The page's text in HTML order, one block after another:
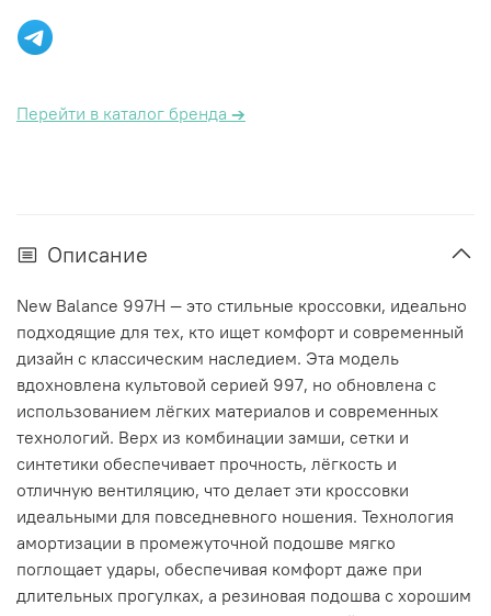
Перейти в каталог бренда →
Описание
New Balance 997H — это стильные кроссовки, идеально
подходящие для тех, кто ищет комфорт и современный
дизайн с классическим наследием. Эта модель
вдохновлена культовой серией 997, но обновлена с
использованием лёгких материалов и современных
технологий. Верх из комбинации замши, сетки и
синтетики обеспечивает прочность, лёгкость и
отличную вентиляцию, что делает эти кроссовки
идеальными для повседневного ношения. Технология
амортизации в промежуточной подошве мягко
поглощает удары, обеспечивая комфорт даже при
длительных прогулках, а резиновая подошва с хорошим